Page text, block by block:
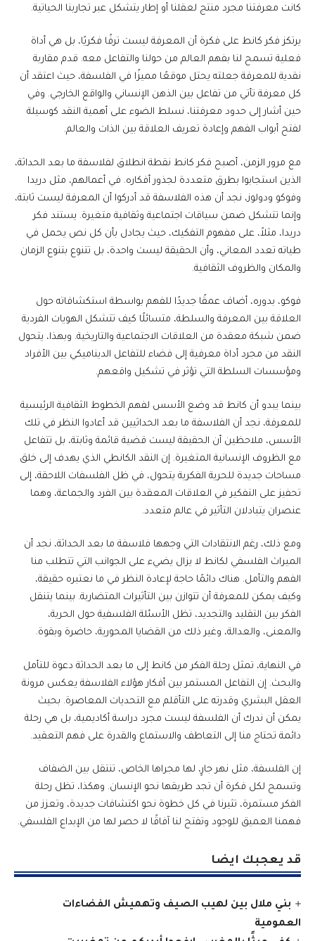
كانت معرفتنا مجرد منتج لعقلنا أو إطار يتشكل عبر تجاربنا الحياتية.
يرتكز فكر كانط على فكرة أن المعرفة ليست ترفًا فكريًا، بل هي أداة
فعلية تسمح لنا بفهم العالم من حولنا والتفاعل معه. قدم مقاربة
نقدية للمعرفة جعلته يحتل موقعًا مميزًا في الفلسفة، حيث اعتقد أن
كل معرفة تأتي من تفاعل بين الذهن الإنساني والواقع الخارجي. وفي
حين أشار إلى حدود معرفتنا، نسلط الضوء على أهمية النقد كوسيلة
لفتح أبواب الفهم وإعادة تعريف العلاقة بين الذات والعالم.
مع مرور الزمن، أصبح فكر كانط نقطة انطلاق لفلاسفة ما بعد الحداثة،
الذين استجابوا بطرق متعددة لجذور أفكاره. في أعمالهم، مثل دريدا
وفوكو ودولوز، نجد أن هذه الفلاسفة قد أدركوا أن المعرفة ليست ثابتة،
وإنما تتشكل ضمن سياقات اجتماعية وثقافية متغيرة. يستند فكر
دريدا، مثلاً، على مفهوم التفكيك، حيث يجادل بأن كل نص يحمل في
طياته تعدد المعاني، وأن الحقيقة ليست واحدة، بل تتنوع بتنوع الزمان
والمكان والظروف الثقافية.
فوكو، بدوره، أضاف عمقًا جديدًا للفهم بواسطة استكشافاته حول
العلاقة بين المعرفة والسلطة، متسائلًا كيف تتشكل الهويات الفردية
ضمن شبكة معقدة من العلاقات الاجتماعية والتاريخية. وبهذا، يتحول
النقد من مجرد أداة معرفية إلى فضاء للتفاعل الديناميكي بين الأفراد
ومؤسسات السلطة التي تؤثر في تشكيل واقعهم.
بينما يبدو أن كانط قد وضع الأسس لفهم الخطوط الثقافية الرئيسية
للمعرفة، نجد أن الفلاسفة ما بعد الحداثيين قد أعادوا النظر في تلك
الأسس، ملاحظين أن الحقيقة ليست قضية قائمة وثابتة، بل تتفاعل
مع الظروف الإنسانية المتغيرة. إن النقد الكانطي الذي يهدف إلى خلق
مساحات جديدة للحرية الفكرية يتحول، في ظل الفلسفات اللاحقة، إلى
تحفيز على التفكير في العلاقات المعقدة بين الفرد والجماعة، وهما
عنصران يتبادلان التأثير في عالم متعدد.
ومع ذلك، رغم الانتقادات التي وجهها فلاسفة ما بعد الحداثة، نجد أن
الميراث الفلسفي لكانط لا يزال يضيء على الجوانب التي تتطلب منا
الفهم والتأمل. هناك دائمًا حاجة لإعادة النظر في ما نعتبره حقيقة،
وكيف يمكن للمعرفة أن تتوازن بين التأثيرات المتضاربة. بينما يتنقل
الفكر بين التقليد والتجديد، تظل الأسئلة الفلسفية حول الحرية،
والمعنى، والعدالة، وغير ذلك من القضايا المحورية، حاضرة وبقوة.
في النهاية، تمثل رحلة الفكر من كانط إلى ما بعد الحداثة دعوة للتأمل
والبحث. إن التفاعل المستمر بين أفكار هؤلاء الفلاسفة يعكس مرونة
العقل البشري وقدرته على التأقلم مع التحديات المعاصرة. بحيث
يمكن أن ندرك أن الفلسفة ليست مجرد دراسة أكاديمية، بل هي رحلة
دائمة تحتاج منا إلى التعاطف والاستماع والقدرة على فهم التعقيد.
إن الفلسفة، مثل نهر جارٍ، لها مجراها الخاص، تنتقل بين الضفاف
وتسمح لكل فكرة أن تجد طريقها نحو الإنسان. وهكذا، تظل رحلة
الفكر مستمرة، تثيرنا في كل خطوة نحو اكتشافات جديدة، وتعزز من
فهمنا العميق للوجود وتفتح لنا آفاقًا لا حصر لها من الإبداع الفلسفي.
قد يعجبك ايضا
بني ملال بين لهيب الصيف وتهميش الفضاءات
العمومية